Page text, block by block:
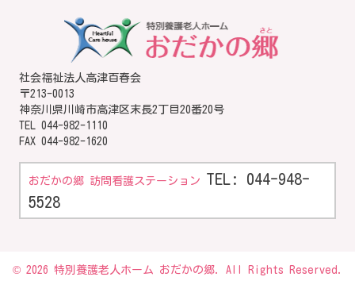
社会福祉法人高津百春会
〒213-0013
神奈川県川崎市高津区末長2丁目20番20号
TEL 044-982-1110
FAX 044-982-1620
おだかの郷 訪問看護ステーション TEL: 044-948-
5528
© 2026 特別養護老人ホーム おだかの郷. All Rights Reserved.